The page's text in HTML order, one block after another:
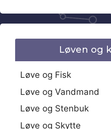
Løven og
Løve og Fisk
Løve og Vandmand
Løve og Stenbuk
Løve og Skytte